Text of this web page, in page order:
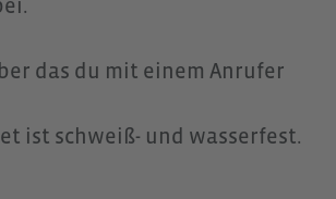
das du mit einem Anrufer
ist schweiß- und wasserfest.